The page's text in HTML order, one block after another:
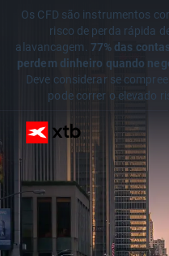
Os CFD são instrumentos
risco de perda rápida
alavancagem. 77% das
perdem dinheiro quando
Deve considerar se
pode correr o elevado